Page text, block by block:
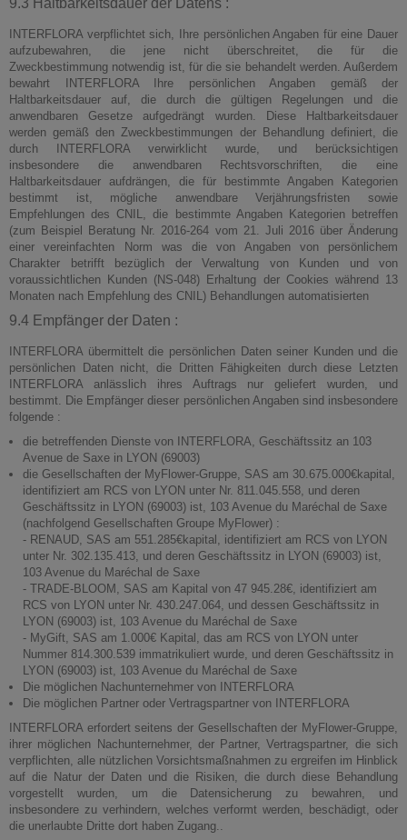
9.3 Haltbarkeitsdauer der Datens :
INTERFLORA verpflichtet sich, Ihre persönlichen Angaben für eine Dauer
aufzubewahren, die jene nicht überschreitet, die für die
Zweckbestimmung notwendig ist, für die sie behandelt werden. Außerdem
bewahrt INTERFLORA Ihre persönlichen Angaben gemäß der
Haltbarkeitsdauer auf, die durch die gültigen Regelungen und die
anwendbaren Gesetze aufgedrängt wurden. Diese Haltbarkeitsdauer
werden gemäß den Zweckbestimmungen der Behandlung definiert, die
durch INTERFLORA verwirklicht wurde, und berücksichtigen
insbesondere die anwendbaren Rechtsvorschriften, die eine
Haltbarkeitsdauer aufdrängen, die für bestimmte Angaben Kategorien
bestimmt ist, mögliche anwendbare Verjährungsfristen sowie
Empfehlungen des CNIL, die bestimmte Angaben Kategorien betreffen
(zum Beispiel Beratung Nr. 2016-264 vom 21. Juli 2016 über Änderung
einer vereinfachten Norm was die von Angaben von persönlichem
Charakter betrifft bezüglich der Verwaltung von Kunden und von
voraussichtlichen Kunden (NS-048) Erhaltung der Cookies während 13
Monaten nach Empfehlung des CNIL) Behandlungen automatisierten
9.4 Empfänger der Daten :
INTERFLORA übermittelt die persönlichen Daten seiner Kunden und die
persönlichen Daten nicht, die Dritten Fähigkeiten durch diese Letzten
INTERFLORA anlässlich ihres Auftrags nur geliefert wurden, und
bestimmt. Die Empfänger dieser persönlichen Angaben sind insbesondere
folgende :
die betreffenden Dienste von INTERFLORA, Geschäftssitz an 103
Avenue de Saxe in LYON (69003)
die Gesellschaften der MyFlower-Gruppe, SAS am 30.675.000€kapital,
identifiziert am RCS von LYON unter Nr. 811.045.558, und deren
Geschäftssitz in LYON (69003) ist, 103 Avenue du Maréchal de Saxe
(nachfolgend Gesellschaften Groupe MyFlower) :
- RENAUD, SAS am 551.285€kapital, identifiziert am RCS von LYON
unter Nr. 302.135.413, und deren Geschäftssitz in LYON (69003) ist,
103 Avenue du Maréchal de Saxe
- TRADE-BLOOM, SAS am Kapital von 47 945.28€, identifiziert am
RCS von LYON unter Nr. 430.247.064, und dessen Geschäftssitz in
LYON (69003) ist, 103 Avenue du Maréchal de Saxe
- MyGift, SAS am 1.000€ Kapital, das am RCS von LYON unter
Nummer 814.300.539 immatrikuliert wurde, und deren Geschäftssitz in
LYON (69003) ist, 103 Avenue du Maréchal de Saxe
Die möglichen Nachunternehmer von INTERFLORA
Die möglichen Partner oder Vertragspartner von INTERFLORA
INTERFLORA erfordert seitens der Gesellschaften der MyFlower-Gruppe,
ihrer möglichen Nachunternehmer, der Partner, Vertragspartner, die sich
verpflichten, alle nützlichen Vorsichtsmaßnahmen zu ergreifen im Hinblick
auf die Natur der Daten und die Risiken, die durch diese Behandlung
vorgestellt wurden, um die Datensicherung zu bewahren, und
insbesondere zu verhindern, welches verformt werden, beschädigt, oder
die unerlaubte Dritte dort haben Zugang..